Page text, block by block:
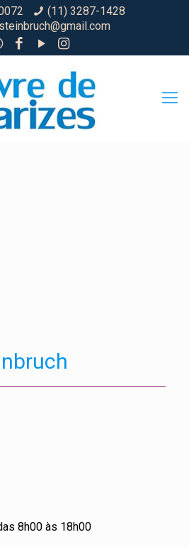
(11) 3287-1428
8h00 às 18h00